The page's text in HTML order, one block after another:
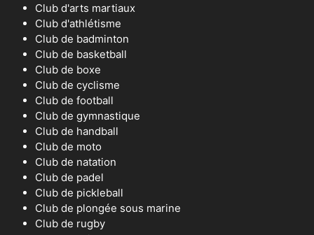
Club d'arts martiaux
Club d'athlétisme
Club de badminton
Club de basketball
Club de boxe
Club de cyclisme
Club de football
Club de gymnastique
Club de handball
Club de moto
Club de natation
Club de padel
Club de pickleball
Club de plongée sous marine
Club de rugby